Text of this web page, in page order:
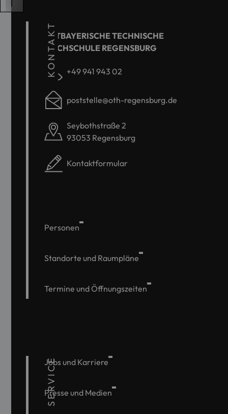
KONTAKT
OSTBAYERISCHE TECHNISCHE
HOCHSCHULE REGENSBURG
+49 941 943 02
poststelle@oth-regensburg.de
Seybothstraße 2
93053 Regensburg
Kontaktformular
Personen
Standorte und Raumpläne
Termine und Öffnungszeiten
SERVICE
Jobs und Karriere
Presse und Medien